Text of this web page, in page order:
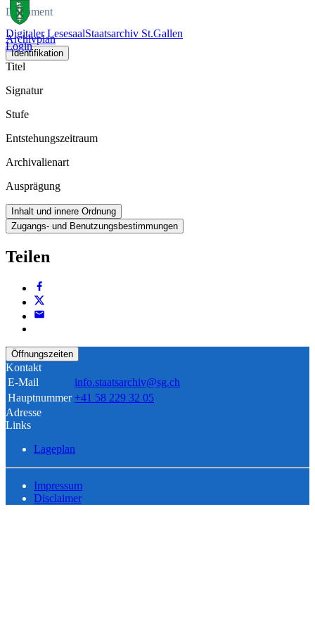
Digitaler LesesaalStaatsarchiv St.Gallen
Login
Dokument
Archivplan
Identifikation
Titel
Signatur
Stufe
Entstehungszeitraum
Archivalienart
Ausprägung
Inhalt und innere Ordnung
Zugangs- und Benutzungsbestimmungen
Teilen
Öffnungszeiten
Kontakt
E-Mail
info.staatsarchiv@sg.ch
Hauptnummer +41 58 229 32 05
Adresse
Links
Lageplan
Impressum
Disclaimer